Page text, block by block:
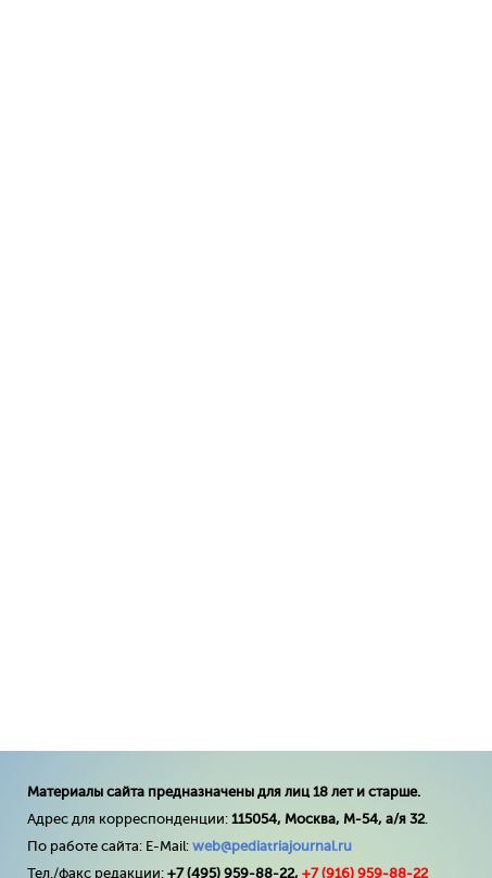
Материалы сайта предназначены для лиц 18 лет и старше.
Адрес для корреспонденции: 115054, Москва, М-54, а/я 32.
По работе сайта: E-Mail: web@pediatriajournal.ru
Тел./факс редакции: +7 (495) 959-88-22, +7 (916) 959-88-22